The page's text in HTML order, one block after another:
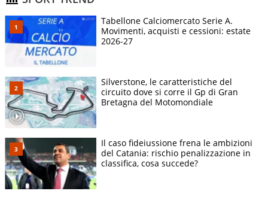
Tabellone Calciomercato Serie A.
Movimenti, acquisti e cessioni: estate
2026-27
Silverstone, le caratteristiche del
circuito dove si corre il Gp di Gran
Bretagna del Motomondiale
Il caso fideiussione frena le ambizioni
del Catania: rischio penalizzazione in
classifica, cosa succede?